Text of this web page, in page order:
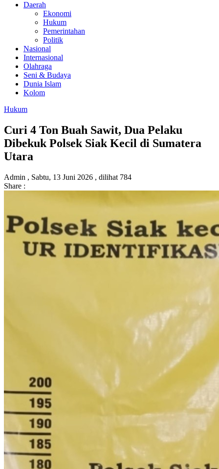
Daerah
Ekonomi
Hukum
Pemerintahan
Politik
Nasional
Internasional
Olahraga
Seni & Budaya
Dunia Islam
Kolom
Hukum
Curi 4 Ton Buah Sawit, Dua Pelaku
Dibekuk Polsek Siak Kecil di Sumatera
Utara
Admin , Sabtu, 13 Juni 2026 , dilihat 784
Share :